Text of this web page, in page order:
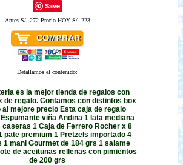
Save
AntesS/. 272Precio HOY S/. 223
Detallamos el contenido:
es la mejor tienda de regalos con
de regalo. Contamos con distintos box
al mejore precio Esta caja de regalo
viña Andina 1 lata mediana
caseras 1 Caja de Ferrero Rocher x 8
pate premium 1 Pretzels importado 4
1 mani Gourmet de 184 grs 1 salame
de aceitunas rellenas con pimientos
de 200 grs